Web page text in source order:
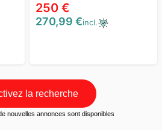
250 €
270,99 €incl.
la recherche
nouvelles annonces sont disponibles